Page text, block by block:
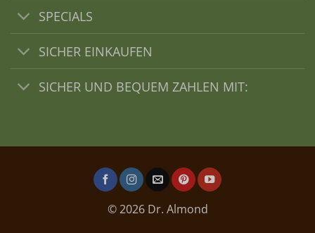
SPECIALS
SICHER EINKAUFEN
SICHER UND BEQUEM ZAHLEN MIT:
© 2026 Dr. Almond